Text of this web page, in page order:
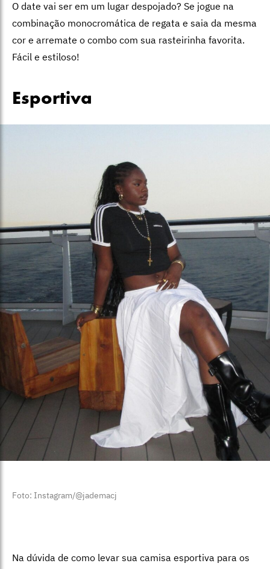
O date vai ser em um lugar despojado? Se jogue na
combinação monocromática de regata e saia da mesma
cor e arremate o combo com sua rasteirinha favorita.
Fácil e estiloso!
Esportiva
Foto: Instagram/@jademacj
Na dúvida de como levar sua camisa esportiva para os